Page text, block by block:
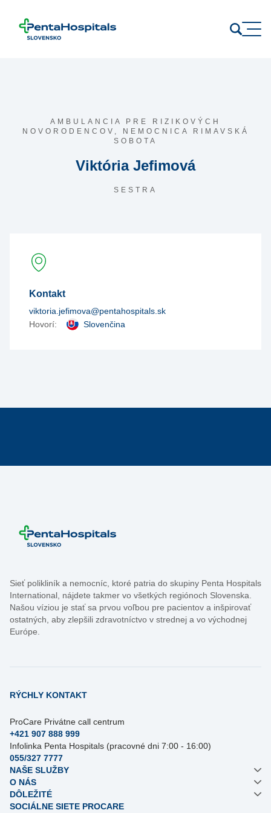
AMBULANCIA PRE RIZIKOVÝCH
NOVORODENCOV,
NEMOCNICA RIMAVSKÁ
SOBOTA
Viktória Jefimová
SESTRA
Kontakt
viktoria.jefimova@pentahospitals.sk
Hovorí:
Slovenčina
Sieť polikliník a nemocníc, ktoré patria do skupiny Penta Hospitals
International, nájdete takmer vo všetkých regiónoch Slovenska.
Našou víziou je stať sa prvou voľbou pre pacientov a inšpirovať
ostatných, aby zlepšili zdravotníctvo v strednej a vo východnej
Európe.
RÝCHLY KONTAKT
ProCare Privátne call centrum
+421 907 888 999
Infolinka Penta Hospitals (pracovné dni 7:00 - 16:00)
055/327 7777
NAŠE SLUŽBY
O NÁS
DÔLEŽITÉ
SOCIÁLNE SIETE PROCARE